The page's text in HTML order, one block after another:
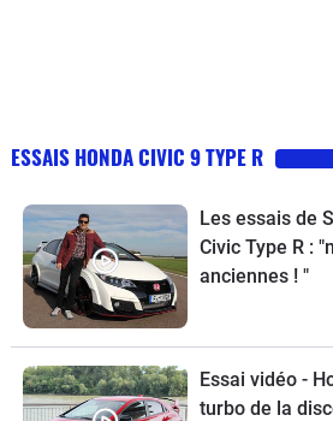
ESSAIS HONDA CIVIC 9 TYPE R
Les essais de
Civic Type R :
anciennes ! "
Essai vidéo -
turbo de la